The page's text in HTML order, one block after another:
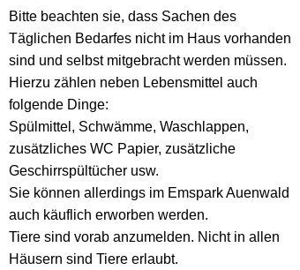
Bitte beachten sie, dass Sachen des
Täglichen Bedarfes nicht im Haus vorhanden
sind und selbst mitgebracht werden müssen.
Hierzu zählen neben Lebensmittel auch
folgende Dinge:
Spülmittel, Schwämme, Waschlappen,
zusätzliches WC Papier, zusätzliche
Geschirrspültücher usw.
Sie können allerdings im Emspark Auenwald
auch käuflich erworben werden.
Tiere sind vorab anzumelden. Nicht in allen
Häusern sind Tiere erlaubt.